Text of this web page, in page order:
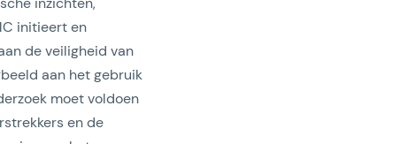
initieert en
de veiligheid van
aan het gebruik
moet voldoen
en de